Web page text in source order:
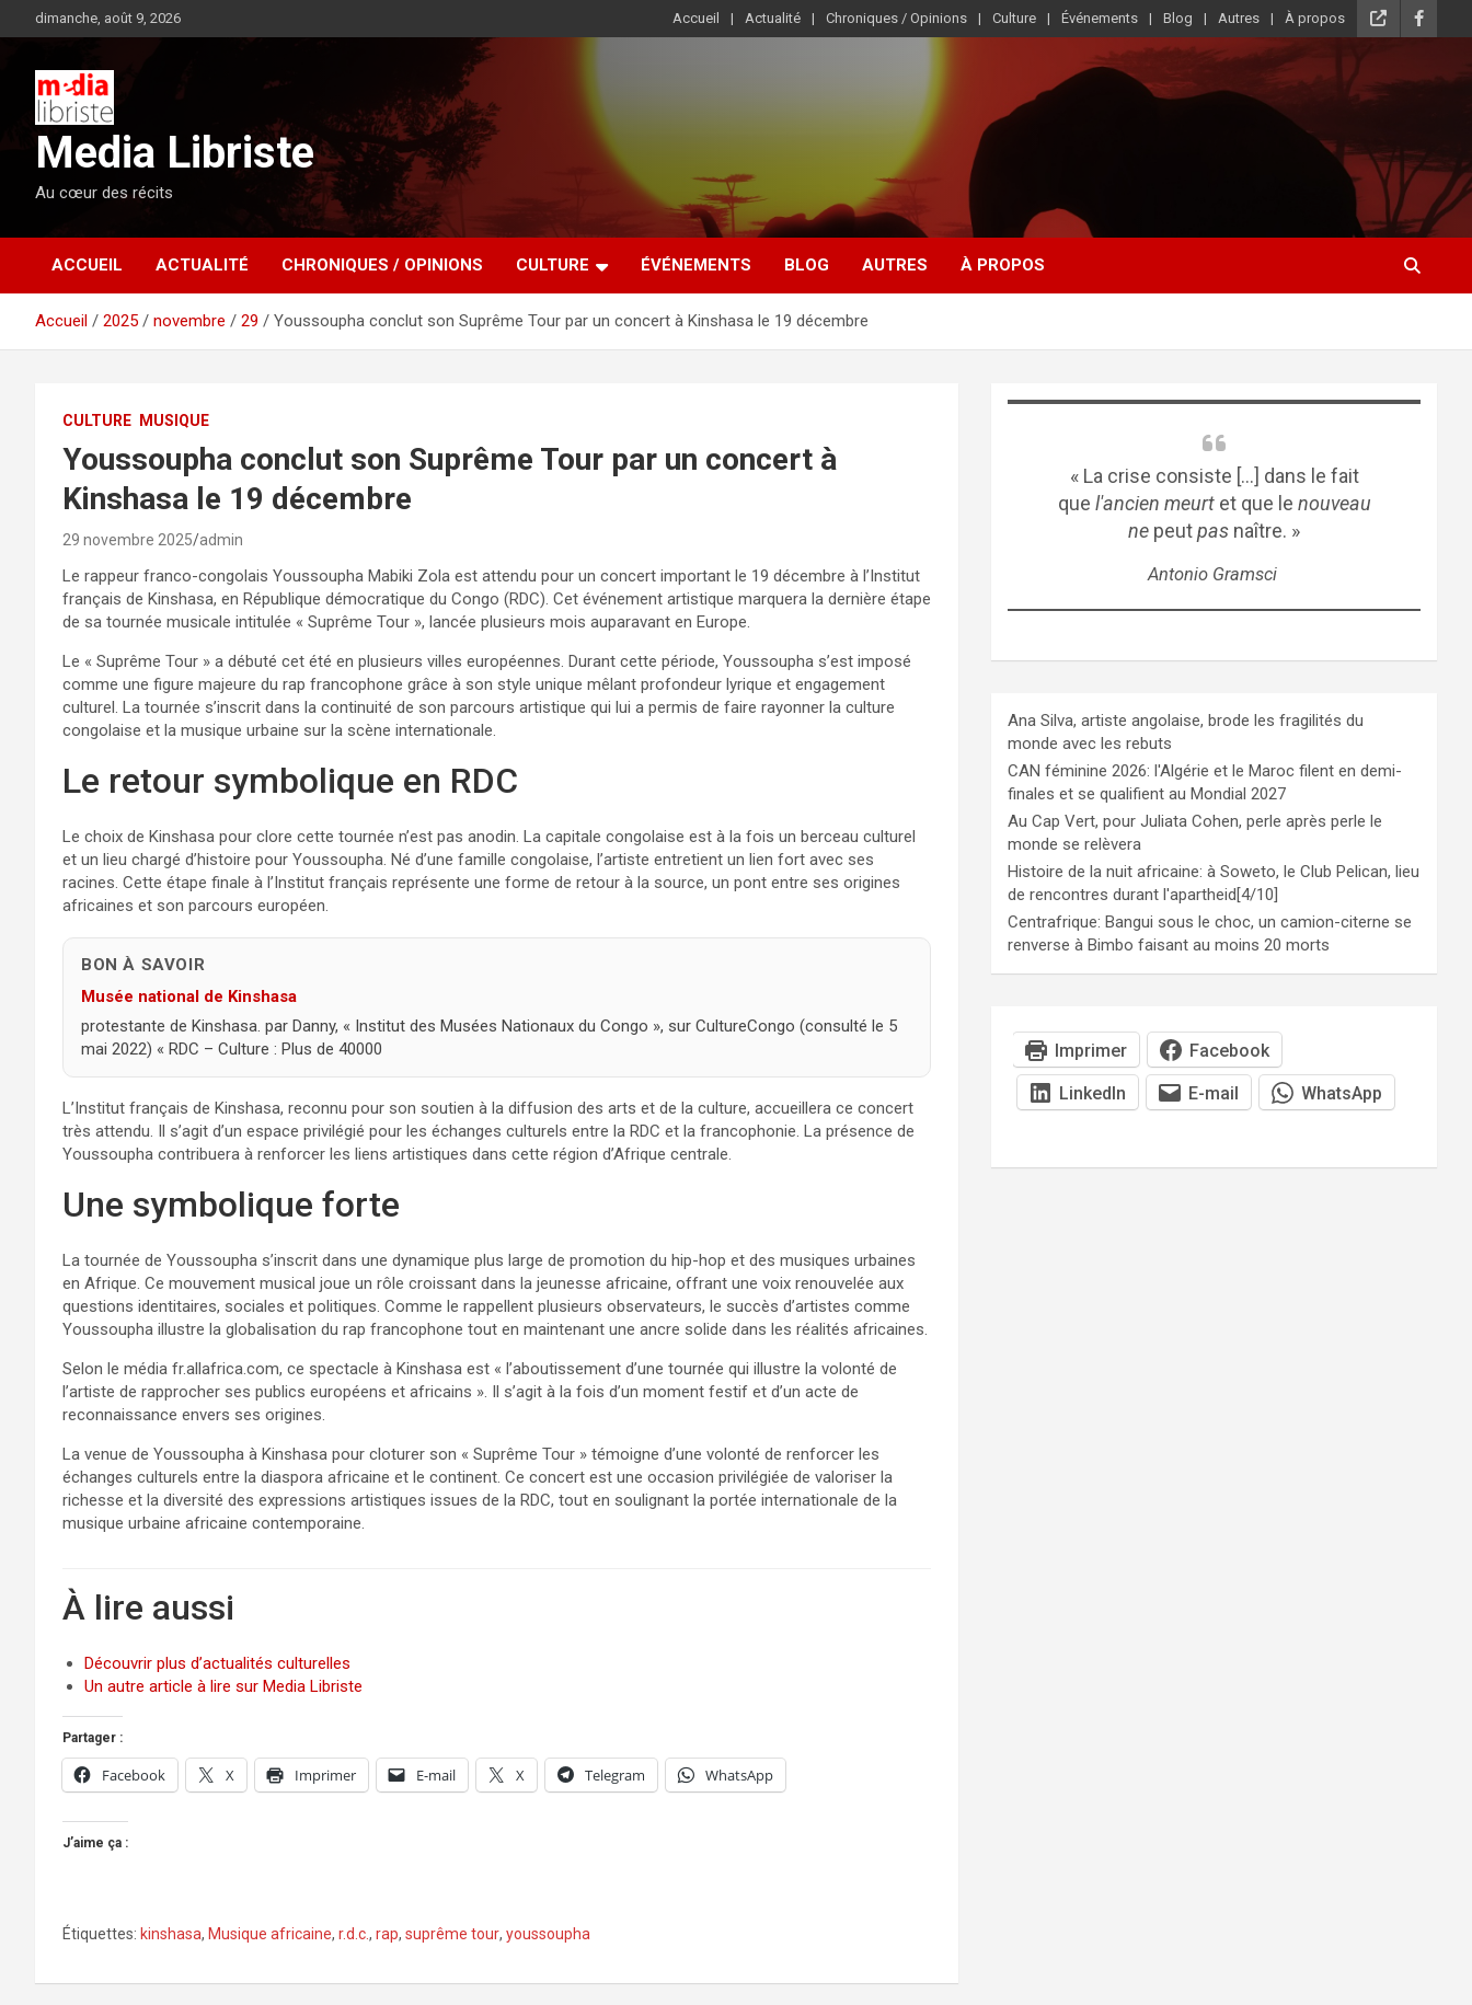
au
dimanche, août 9, 2026 Accueil Actualité Chroniques / Opinions Culture Événements Blog Autres À propos
Media Libriste
Au cœur des récits
ACCUEIL ACTUALITÉ CHRONIQUES / OPINIONS CULTURE ÉVÉNEMENTS BLOG AUTRES À PROPOS
Accueil 2025 novembre 29 Youssoupha conclut son Suprême Tour par un concert à Kinshasa le 19 décembre
CULTURE MUSIQUE
Youssoupha conclut son Suprême Tour par un concert à
Kinshasa le 19 décembre
29 novembre 2025 admin
Le rappeur franco-congolais Youssoupha Mabiki Zola est attendu pour un concert important le 19 décembre à l’Institut
français de Kinshasa, en République démocratique du Congo (RDC). Cet événement artistique marquera la dernière étape
de sa tournée musicale intitulée « Suprême Tour », lancée plusieurs mois auparavant en Europe.
Le « Suprême Tour » a débuté cet été en plusieurs villes européennes. Durant cette période, Youssoupha s’est imposé
comme une figure majeure du rap francophone grâce à son style unique mêlant profondeur lyrique et engagement
culturel. La tournée s’inscrit dans la continuité de son parcours artistique qui lui a permis de faire rayonner la culture
congolaise et la musique urbaine sur la scène internationale.
Le retour symbolique en RDC
Le choix de Kinshasa pour clore cette tournée n’est pas anodin. La capitale congolaise est à la fois un berceau culturel
et un lieu chargé d’histoire pour Youssoupha. Né d’une famille congolaise, l’artiste entretient un lien fort avec ses
racines. Cette étape finale à l’Institut français représente une forme de retour à la source, un pont entre ses origines
africaines et son parcours européen.
BON À SAVOIR
Musée national de Kinshasa
protestante de Kinshasa. par Danny, « Institut des Musées Nationaux du Congo », sur CultureCongo (consulté le 5
mai 2022) « RDC – Culture : Plus de 40000
L’Institut français de Kinshasa, reconnu pour son soutien à la diffusion des arts et de la culture, accueillera ce concert
très attendu. Il s’agit d’un espace privilégié pour les échanges culturels entre la RDC et la francophonie. La présence de
Youssoupha contribuera à renforcer les liens artistiques dans cette région d’Afrique centrale.
Une symbolique forte
La tournée de Youssoupha s’inscrit dans une dynamique plus large de promotion du hip-hop et des musiques urbaines
en Afrique. Ce mouvement musical joue un rôle croissant dans la jeunesse africaine, offrant une voix renouvelée aux
questions identitaires, sociales et politiques. Comme le rappellent plusieurs observateurs, le succès d’artistes comme
Youssoupha illustre la globalisation du rap francophone tout en maintenant une ancre solide dans les réalités africaines.
Selon le média fr.allafrica.com, ce spectacle à Kinshasa est « l’aboutissement d’une tournée qui illustre la volonté de
l’artiste de rapprocher ses publics européens et africains ». Il s’agit à la fois d’un moment festif et d’un acte de
reconnaissance envers ses origines.
La venue de Youssoupha à Kinshasa pour cloturer son « Suprême Tour » témoigne d’une volonté de renforcer les
échanges culturels entre la diaspora africaine et le continent. Ce concert est une occasion privilégiée de valoriser la
richesse et la diversité des expressions artistiques issues de la RDC, tout en soulignant la portée internationale de la
musique urbaine africaine contemporaine.
À lire aussi
Découvrir plus d’actualités culturelles
Un autre article à lire sur Media Libriste
Partager :
Facebook X Imprimer E-mail X Telegram WhatsApp
J’aime ça :
Étiquettes: kinshasa, Musique africaine, r.d.c., rap, suprême tour, youssoupha
« La crise consiste [...] dans le fait
que l'ancien meurtet que le nouveau
ne peutpas naître. »
Antonio Gramsci
Ana Silva, artiste angolaise, brode les fragilités du
monde avec les rebuts
CAN féminine 2026: l'Algérie et le Maroc filent en demi-
finales et se qualifient au Mondial 2027
Au Cap Vert, pour Juliata Cohen, perle après perle le
monde se relèvera
Histoire de la nuit africaine: à Soweto, le Club Pelican, lieu
de rencontres durant l'apartheid[4/10]
Centrafrique: Bangui sous le choc, un camion-citerne se
renverse à Bimbo faisant au moins 20 morts
Imprimer Facebook
LinkedIn E-mail WhatsApp